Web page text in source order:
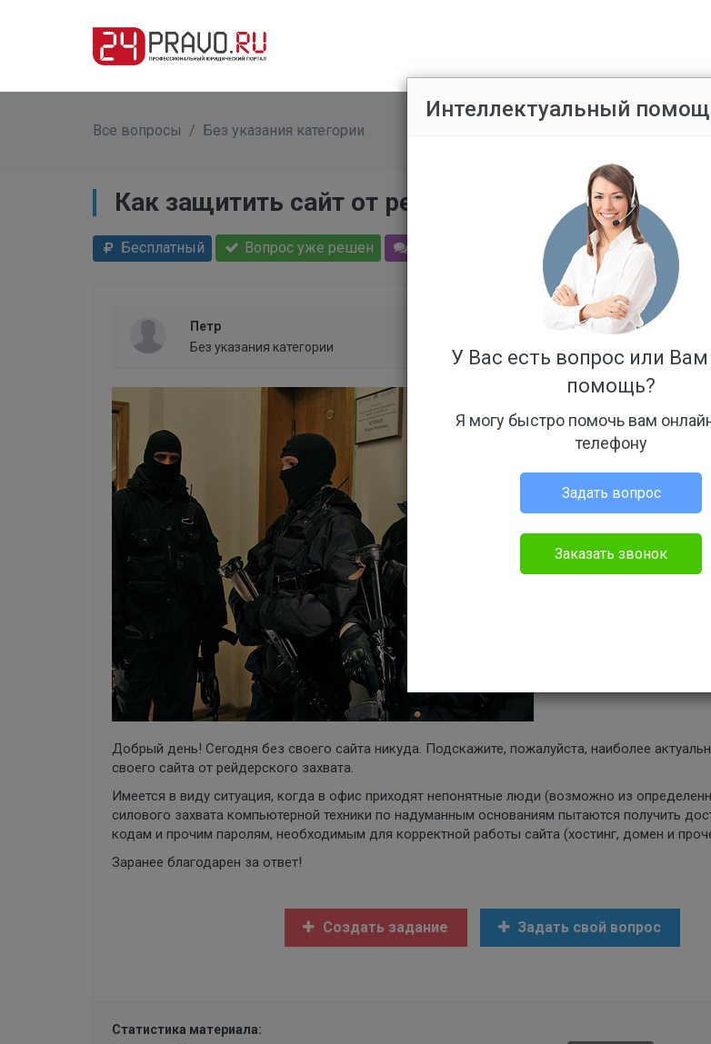
Все вопросы / Без указания категории
Как защитить сайт от рейдерского захвата?
Бесплатный Вопрос уже решен
Петр
Без указания категории
Добрый день! Сегодня без своего сайта никуда. Подскажите, пожалуйста, наиболее
своего сайта от рейдерского захвата.
Имеется в виду ситуация, когда в офис приходят непонятные люди (возможно из
силового захвата компьютерной техники по надуманным основаниям пытаются получить
кодам и прочим паролям, необходимым для корректной работы сайта (хостинг, домен и
Заранее благодарен за ответ!
Создать задание Задать свой вопрос
Статистика материала:
Интеллектуальный
У Вас есть вопрос или
помощь?
Я могу быстро помочь вам
телефону
Задать вопрос
Заказать звонок